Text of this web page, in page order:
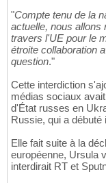
"Compte tenu de la
actuelle, nous allons
travers l'UE pour le
étroite collaboration
question."
Cette interdiction
médias sociaux
d'État russes en
Russie, qui a débuté
Elle fait suite à la
européenne, Ursula
interdirait RT et